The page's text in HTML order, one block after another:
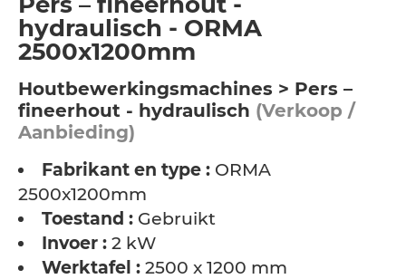
hydraulisch - ORMA
2500x1200mm
Houtbewerkingsmachines > Pers –
fineerhout - hydraulisch (Verkoop /
Aanbieding)
Fabrikant en type : ORMA
2500x1200mm
Toestand : Gebruikt
Invoer : 2 kW
Werktafel : 2500 x 1200 mm